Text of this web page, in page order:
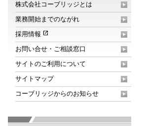
株式会社コーブリッジとは
業務開始までのながれ
採用情報 open_in_new
お問い合せ・ご相談窓口
サイトのご利用について
サイトマップ
コーブリッジからのお知らせ